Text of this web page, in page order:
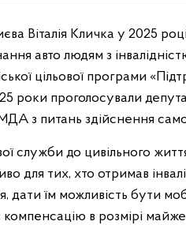
Віталія Кличка у 2025
авто людям з
цільової програми
роки проголосували
з питань здійснення
служби до цивільного
для тих, хто отримав
дати їм можливість бути
в розмірі